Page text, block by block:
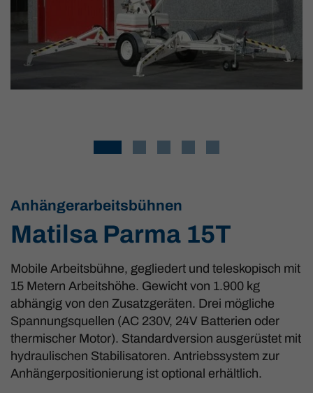
Anhängerarbeitsbühnen
Matilsa Parma 15T
Mobile Arbeitsbühne, gegliedert und teleskopisch mit
15 Metern Arbeitshöhe. Gewicht von 1.900 kg
abhängig von den Zusatzgeräten. Drei mögliche
Spannungsquellen (AC 230V, 24V Batterien oder
thermischer Motor). Standardversion ausgerüstet mit
hydraulischen Stabilisatoren. Antriebssystem zur
Anhängerpositionierung ist optional erhältlich.